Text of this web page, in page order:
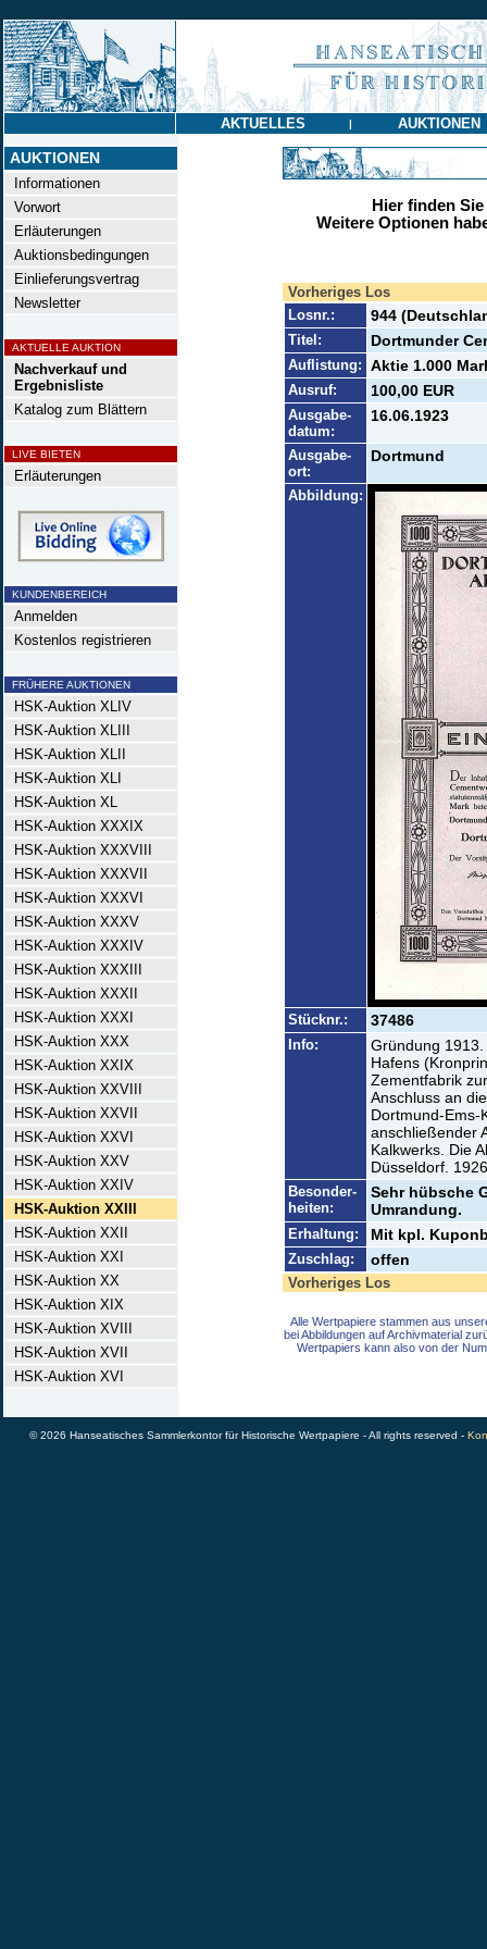
AKTUELLES | AUKTIONEN
AUKTIONEN
Informationen
Vorwort
Erläuterungen
Auktionsbedingungen
Einlieferungsvertrag
Newsletter
AKTUELLE AUKTION
Nachverkauf und
Ergebnisliste
Katalog zum Blättern
LIVE BIETEN
Erläuterungen
KUNDENBEREICH
Anmelden
Kostenlos registrieren
FRÜHERE AUKTIONEN
HSK-Auktion XLIV
HSK-Auktion XLIII
HSK-Auktion XLII
HSK-Auktion XLI
HSK-Auktion XL
HSK-Auktion XXXIX
HSK-Auktion XXXVIII
HSK-Auktion XXXVII
HSK-Auktion XXXVI
HSK-Auktion XXXV
HSK-Auktion XXXIV
HSK-Auktion XXXIII
HSK-Auktion XXXII
HSK-Auktion XXXI
HSK-Auktion XXX
HSK-Auktion XXIX
HSK-Auktion XXVIII
HSK-Auktion XXVII
HSK-Auktion XXVI
HSK-Auktion XXV
HSK-Auktion XXIV
HSK-Auktion XXIII
HSK-Auktion XXII
HSK-Auktion XXI
HSK-Auktion XX
HSK-Auktion XIX
HSK-Auktion XVIII
HSK-Auktion XVII
HSK-Auktion XVI
Hier finden
Weitere Optionen
Vorheriges Los
Losnr.:
944
Titel: Dortmunder
Auflistung: Aktie 1.000
Ausruf: 100,00 EUR
Ausgabe-
datum:
16.06.1923
Ausgabe-
ort:
Dortmund
Abbildung:
Stücknr.: 37486
Info:
Gründung
Hafens
Zementfabrik
Anschluss an
Dortmund-Ems-
anschließender
Kalkwerks. Die
Düsseldorf.
Besonder-
heiten:
Sehr hübsche
Umrandung.
Erhaltung: Mit kpl.
Zuschlag: offen
Vorheriges Los
Alle Wertpapiere stammen aus
bei Abbildungen auf Archivmaterial
Wertpapiers kann also von der
© 2026 Hanseatisches Sammlerkontor für Historische Wertpapiere - All rights reserved -